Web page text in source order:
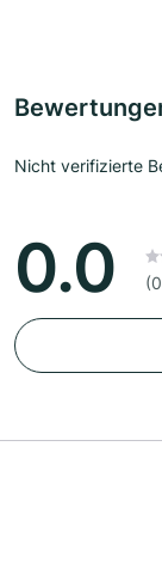
Nicht verifizierte
0.0